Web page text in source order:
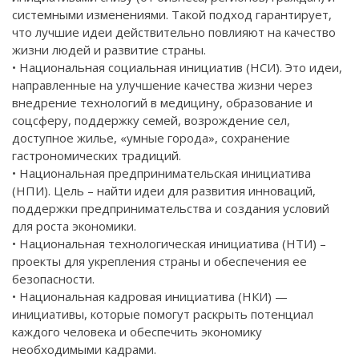
системными изменениями. Такой подход гарантирует,
что лучшие идеи действительно повлияют на качество
жизни людей и развитие страны.
• Национальная социальная инициатив (НСИ). Это идеи,
направленные на улучшение качества жизни через
внедрение технологий в медицину, образование и
соцсферу, поддержку семей, возрождение сел,
доступное жилье, «умные города», сохранение
гастрономических традиций.
• Национальная предпринимательская инициатива
(НПИ). Цель – найти идеи для развития инноваций,
поддержки предпринимательства и создания условий
для роста экономики.
• Национальная технологическая инициатива (НТИ) –
проекты для укрепления страны и обеспечения ее
безопасности.
• Национальная кадровая инициатива (НКИ) —
инициативы, которые помогут раскрыть потенциал
каждого человека и обеспечить экономику
необходимыми кадрами.